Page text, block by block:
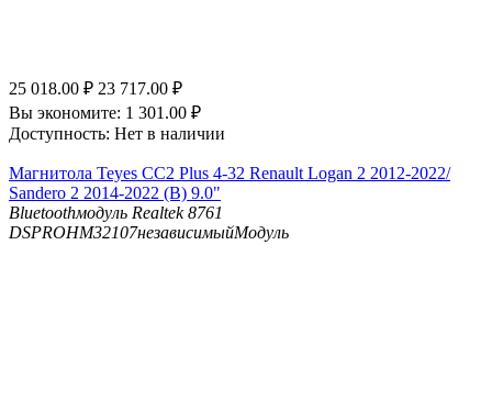
25 018.00 ₽ 23 717.00 ₽
Вы экономите: 1 301.00 ₽
Доступность: Нет в наличии
Магнитола Teyes CC2 Plus 4-32 Renault Logan 2 2012-2022/
Sandero 2 2014-2022 (B) 9.0"
Bluetoothмодуль Realtek 8761
DSPROHM32107независимыйМодуль